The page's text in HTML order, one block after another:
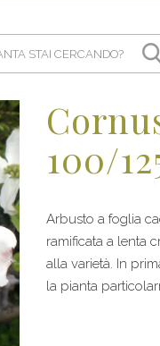
100/
Arbusto a foglia
ramificata a lenta
alla varietà. In
la pianta